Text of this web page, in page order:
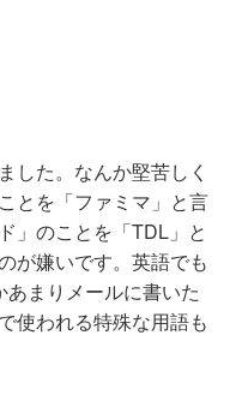
した。なんか堅苦しく
とを「ファミマ」と言
」のことを「TDL」と
が嫌いです。英語でも
まりメールに書いた
使われる特殊な用語も